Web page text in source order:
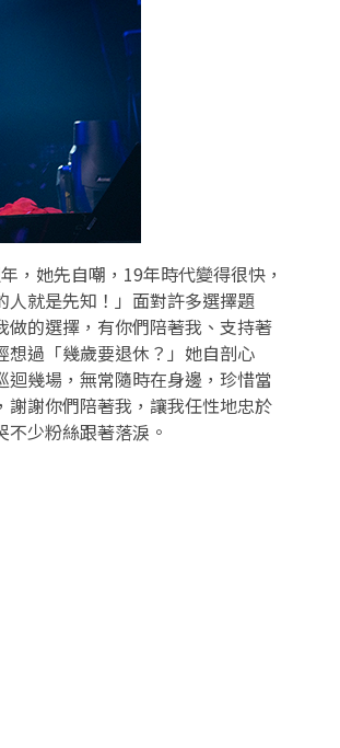
，她先自嘲， 19年時代變得很快，
就是先知！」面對許多選擇題
的選擇，有你們陪著我、支持著
過「幾歲要退休？」她自剖心
幾場，無常隨時在身邊，珍惜當
謝你們陪著我，讓我任性地忠於
少粉絲跟著落淚。